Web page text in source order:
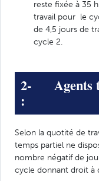
reste fixée à 35
travail pour le
de 4,5 jours de
cycle 2.
2- Agents
:
Selon la quotité de
temps partiel ne
nombre négatif de
cycle donnant droit à